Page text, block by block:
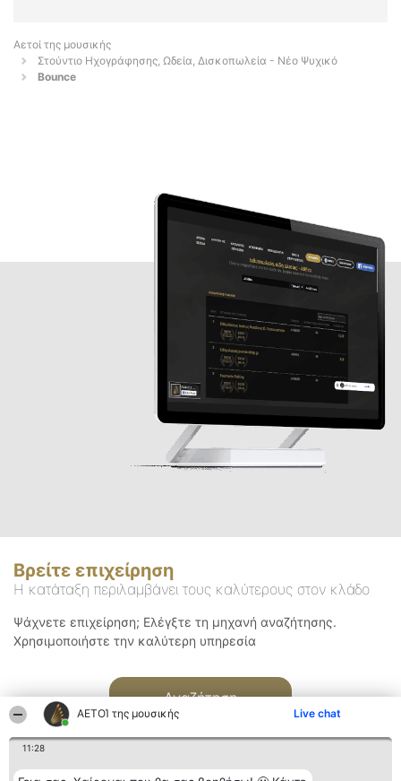
ΑΕΤΟΊ της μουσικής Live chat
11:28
Αετοί της μουσικής
Στούντιο Ηχογράφησης, Ωδεία, Δισκοπωλεία - Νέο Ψυχικό
Bounce
Βρείτε επιχείρηση
Η κατάταξη περιλαμβάνει τους καλύτερους στον κλάδο
Ψάχνετε επιχείρηση; Ελέγξτε τη μηχανή αναζήτησης.
Χρησιμοποιήστε την καλύτερη υπηρεσία
Αναζήτηση